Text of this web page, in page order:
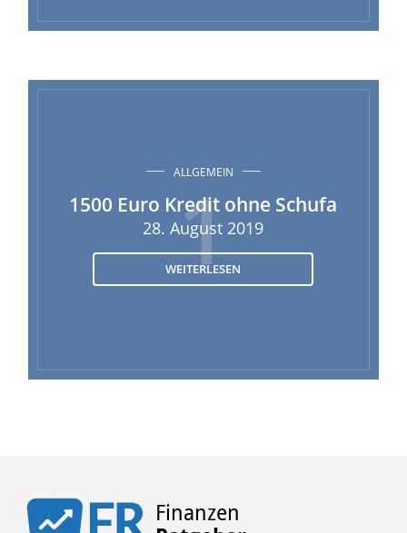
1
ALLGEMEIN
1500 Euro Kredit ohne Schufa
28. August 2019
WEITERLESEN